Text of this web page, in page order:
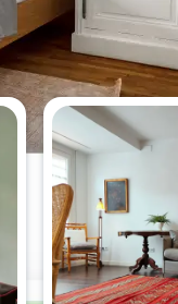
ッドルー